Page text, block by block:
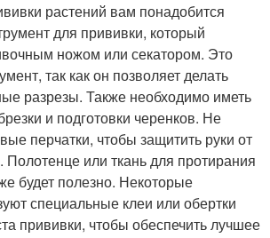
растений вам понадобится
для прививки, который
ножом или секатором. Это
так как он позволяет делать
разрезы. Также необходимо иметь
и подготовки черенков. Не
перчатки, чтобы защитить руки от
или ткань для протирания
будет полезно. Некоторые
специальные клеи или обертки
прививки, чтобы обеспечить лучшее